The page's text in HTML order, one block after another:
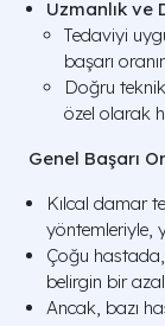
Uzmanlık ve
Tedaviyi
başarı
Doğru
özel olarak
Genel Başarı
Kılcal damar
yöntemleriyle,
Çoğu
belirgin bir
Ancak, bazı